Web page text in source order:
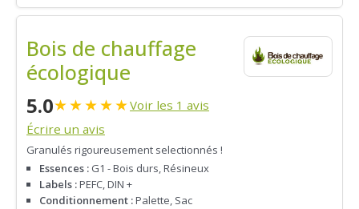
Bois de chauffage
écologique
5.0★★★★★Voir les 1 avis
Écrire un avis
Granulés rigoureusement selectionnés !
Essences : G1 - Bois durs, Résineux
Labels :PEFC, DIN +
Conditionnement :Palette, Sac